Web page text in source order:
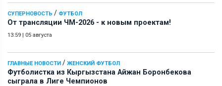
СУПЕРНОВОСТЬ / ФУТБОЛ
От трансляции ЧМ-2026 - к новым проектам!
13:59 | 05 августа
ГЛАВНЫЕ НОВОСТИ / ЖЕНСКИЙ ФУТБОЛ
Футболистка из Кыргызстана Айжан Боронбекова
сыграла в Лиге Чемпионов